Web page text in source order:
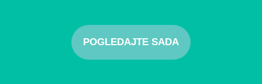
POGLEDAJTE SADA